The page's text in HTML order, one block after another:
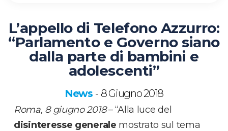
L’appello di Telefono Azzurro:
“Parlamento e Governo siano
dalla parte di bambini e
adolescenti”
News - 8 Giugno 2018
Roma, 8 giugno 2018– “Alla luce del
disinteresse generale mostrato sul tema